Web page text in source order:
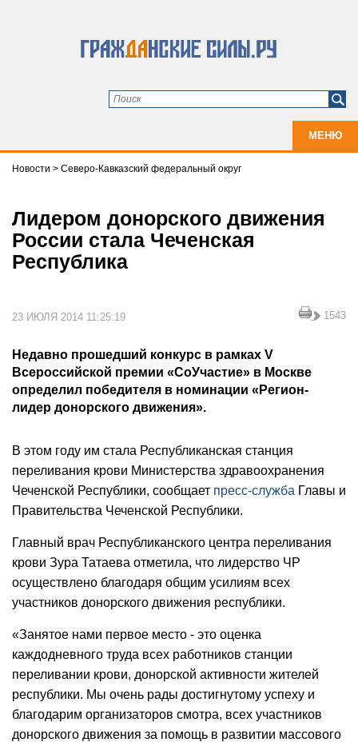
МЕНЮ
Новости > Северо-Кавказский федеральный округ
Лидером донорского движения
России стала Чеченская
Республика
23 ИЮЛЯ 2014 11:25:19 1543
Недавно прошедший конкурс в рамках V
Всероссийской премии «СоУчастие» в Москве
определил победителя в номинации «Регион-
лидер донорского движения».
В этом году им стала Республиканская станция
переливания крови Министерства здравоохранения
Чеченской Республики, сообщает пресс-служба Главы и
Правительства Чеченской Республики.
Главный врач Республиканского центра переливания
крови Зура Татаева отметила, что лидерство ЧР
осуществлено благодаря общим усилиям всех
участников донорского движения республики.
«Занятое нами первое место - это оценка
каждодневного труда всех работников станции
переливании крови, донорской активности жителей
республики. Мы очень рады достигнутому успеху и
благодарим организаторов смотра, всех участников
донорского движения за помощь в развитии массового